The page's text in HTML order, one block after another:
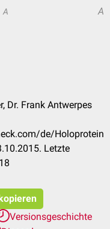
A A
Dr. Frank Antwerpes
de/Holoprotein
Letzte
Versionsgeschichte